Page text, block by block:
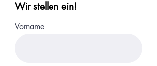
Wir stellen ein!
Vorname